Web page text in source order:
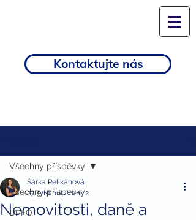
Kontaktujte nás
Všechny příspěvky
DPFO
Všechny příspěvky
Nemovitosti, daně a
Šárka Pelikánová
27. 5. Minut čtení: 2